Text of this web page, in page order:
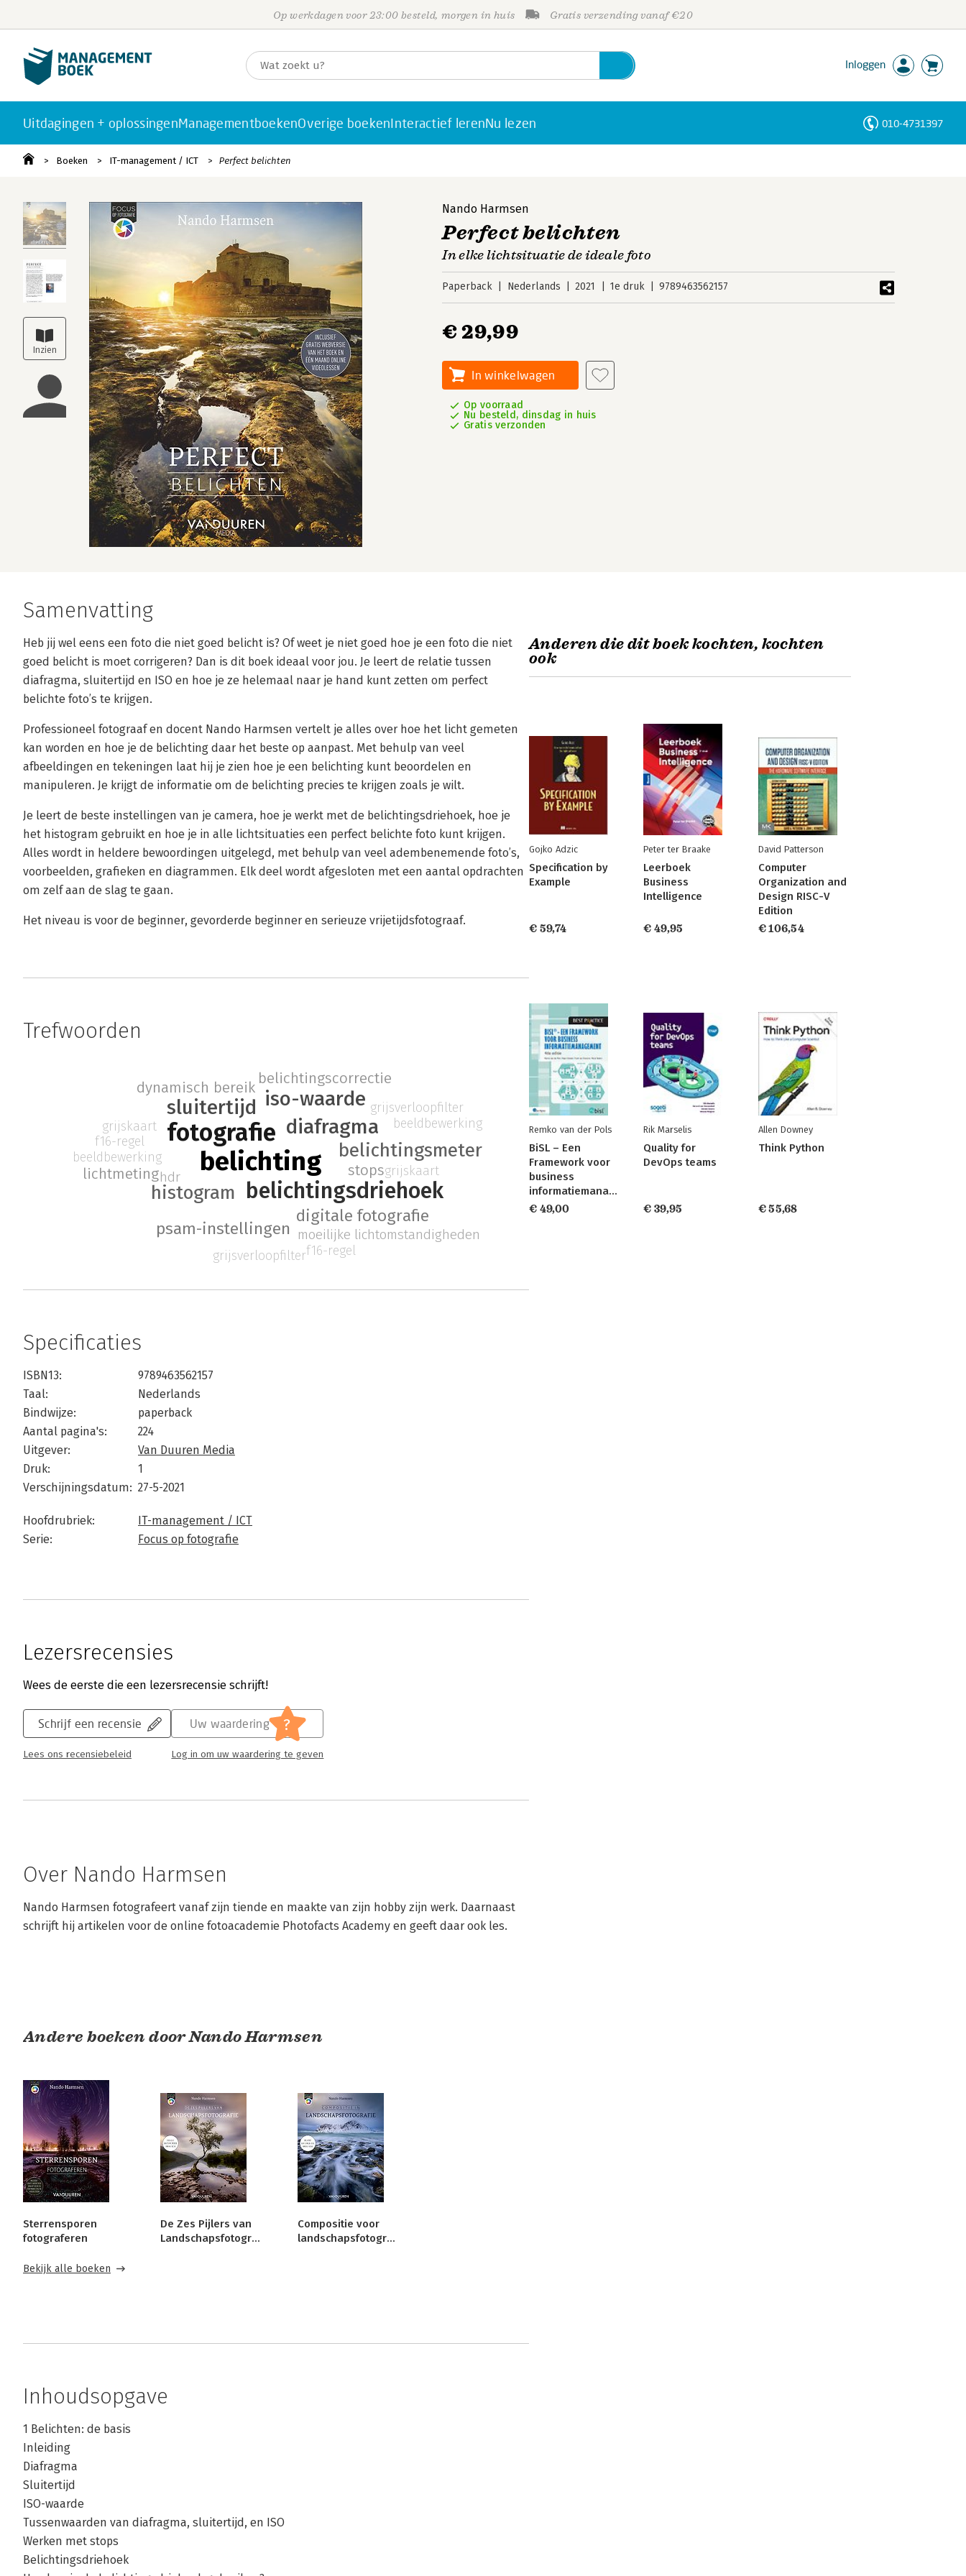
Op werkdagen voor 23:00 besteld, morgen in huis Gratis verzending vanaf €20
Inloggen
Uitdagingen + oplossingenManagementboekenOverige boekenInteractief lerenNu lezen 010-4731397
Boeken IT-management / ICT Perfect belichten
Nando Harmsen
Perfect belichten
In elke lichtsituatie de ideale foto
Paperback Nederlands 2021 1e druk 9789463562157
€ 29,99
In winkelwagen
Op voorraad
Nu besteld, dinsdag in huis
Gratis verzonden
Samenvatting
Heb jij wel eens een foto die niet goed belicht is? Of weet je niet goed hoe je een foto die niet
goed belicht is moet corrigeren? Dan is dit boek ideaal voor jou. Je leert de relatie tussen
diafragma, sluitertijd en ISO en hoe je ze helemaal naar je hand kunt zetten om perfect
belichte foto’s te krijgen.
Professioneel fotograaf en docent Nando Harmsen vertelt je alles over hoe het licht gemeten
kan worden en hoe je de belichting daar het beste op aanpast. Met behulp van veel
afbeeldingen en tekeningen laat hij je zien hoe je een belichting kunt beoordelen en
manipuleren. Je krijgt de informatie om de belichting precies te krijgen zoals je wilt.
Je leert de beste instellingen van je camera, hoe je werkt met de belichtingsdriehoek, hoe je
het histogram gebruikt en hoe je in alle lichtsituaties een perfect belichte foto kunt krijgen.
Alles wordt in heldere bewoordingen uitgelegd, met behulp van veel adembenemende foto’s,
voorbeelden, grafieken en diagrammen. Elk deel wordt afgesloten met een aantal opdrachten
om zelf aan de slag te gaan.
Het niveau is voor de beginner, gevorderde beginner en serieuze vrijetijdsfotograaf.
Trefwoorden
belichting
fotografie
belichtingsdriehoek
diafragma
sluitertijd iso-waarde
histogram
belichtingsmeter
digitale fotografie
psam-instellingen
stops
lichtmeting
dynamisch bereik
belichtingscorrectie
hdr
moeilijke lichtomstandigheden
beeldbewerking
grijskaart
f16-regel
grijsverloopfilter
beeldbewerking
grijskaart
f16-regel
grijsverloopfilter
Specificaties
ISBN13:
9789463562157
Taal:
Nederlands
Bindwijze:
paperback
Aantal pagina's:
224
Uitgever:
Van Duuren Media
Druk:
1
Verschijningsdatum: 27-5-2021
Hoofdrubriek:
IT-management / ICT
Serie:
Focus op fotografie
Lezersrecensies
Wees de eerste die een lezersrecensie schrijft!
Schrijf een recensie
Lees ons recensiebeleid
Uw waardering ?
Log in om uw waardering te geven
Over Nando Harmsen
Nando Harmsen fotografeert vanaf zijn tiende en maakte van zijn hobby zijn werk. Daarnaast
schrijft hij artikelen voor de online fotoacademie Photofacts Academy en geeft daar ook les.
Andere boeken door Nando Harmsen
Sterrensporen
fotograferen
De Zes Pijlers van
Landschapsfotografie
Compositie voor
landschapsfotografie
Bekijk alle boeken
Inhoudsopgave
1 Belichten: de basis
Inleiding
Diafragma
Sluitertijd
ISO-waarde
Tussenwaarden van diafragma, sluitertijd, en ISO
Werken met stops
Belichtingsdriehoek
Anderen die dit boek kochten, kochten
ook
Gojko Adzic
Specification by
Example
€ 59,74
Peter ter Braake
Leerboek
Business
Intelligence
€ 49,95
David Patterson
Computer
Organization and
Design RISC-V
Edition
€ 106,54
Remko van der Pols
BiSL – Een
Framework voor
business
informatiemanagement
€ 49,00
Rik Marselis
Quality for
DevOps teams
€ 39,95
Allen Downey
Think Python
€ 55,68
Personen